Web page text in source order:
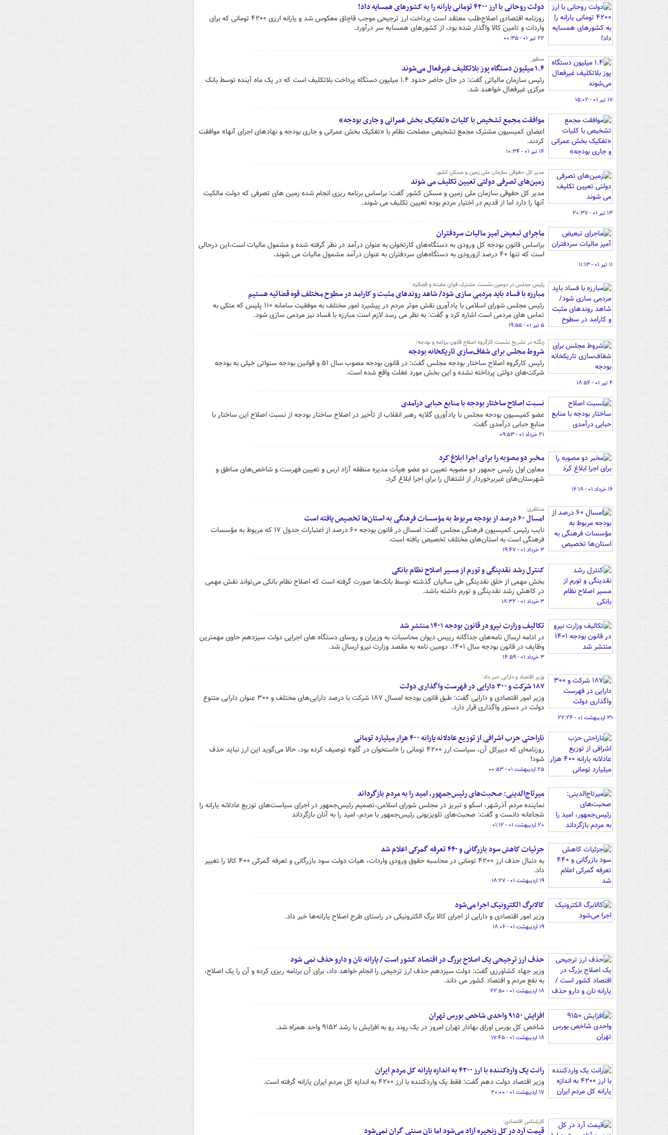
دولت روحانی با ارز ۴۲۰۰ تومانی یارانه را به کشورهای همسایه داد!
روزنامه اقتصادی اصلاح‌طلب معتقد است پرداخت ارز ‌ترجیحی موجب قاچاق معکوس شد و یارانه ارزی ۴۲۰۰ تومانی که برای
واردات و تامین کالا واگذار شده بود، از کشورهای همسایه سر درآورد.
۲۲ تیر ۰۱ - ۰۰:۳۵
منظور:
۱.۴ میلیون دستگاه پوز بلاتکلیف غیرفعال می‌شوند
رئیس سازمان مالیاتی گفت: در حال حاضر حدود ۱.۴ میلیون دستگاه پرداخت بلاتکلیف است که در یک ماه آینده توسط بانک
مرکزی غیرفعال خواهند شد.
۱۷ تیر ۰۱ - ۱۵:۰۲
موافقت مجمع تشخیص با کلیات «تفکیک بخش عمرانی و جاری بودجه»
اعضای کمیسیون مشترک مجمع تشخیص مصلحت نظام با «تفکیک بخش عمرانی و جاری بودجه و نهادهای اجرای آنها» موافقت
کردند.
۱۴ تیر ۰۱ - ۱۰:۳۴
مدیر کل حقوقی سازمان ملی زمین و مسکن کشور:
زمین‌های تصرفی دولتی تعیین تکلیف می شوند
مدیر کل حقوقی سازمان ملی زمین و مسکن کشور گفت: براساس برنامه ریزی انجام شده زمین های تصرفی که دولت مالکیت
آنها را دارد اما از قدیم در اختیار مردم بوده تعیین تکلیف می شوند.
۱۳ تیر ۰۱ - ۲۰:۳۷
ماجرای تبعیض آمیز مالیات سردفتران
براساس قانون بودجه کل ورودی به دستگاه‌های کارتخوان به عنوان درآمد در نظر گرفته شده و مشمول مالیات است،این درحالی
است که تنها ۴۰ درصد ازورودی به دستگاه‌های سردفتران به عنوان درآمد مشمول مالیات می شوند.
۱۱ تیر ۰۱ - ۱۱:۱۳
رئیس مجلس در دومین نشست مشترک قوای مقننه و قضائیه :
مبارزه با فساد باید مردمی سازی شود/ شاهد روندهای مثبت و کارامد در سطوح مختلف قوه قضائیه هستیم
رئیس مجلس شورای اسلامی با یادآوری نقش موثر مردم در پیشبرد امور مختلف به موفقیت سامانه ۱۱۰ پلیس که متکی به
تماس های مردمی است اشاره کرد و گفت: به نظر می رسد لازم است مبارزه با فساد نیز مردمی سازی شود.
۵ تیر ۰۱ - ۱۹:۵۵
زنگنه در تشریح نشست کارگروه اصلاح قانون برنامه و بودجه؛
شروط مجلس برای شفاف‌سازی تاریکخانه بودجه
رئیس کارگروه اصلاح ساختار بودجه مجلس گفت: در قانون بودجه مصوب سال ۵۱ و قوانین بودجه سنواتی خیلی به بودجه
شرکت‌های دولتی پرداخته نشده و این بخش مورد غفلت واقع شده است.
۴ تیر ۰۱ - ۱۸:۵۴
نسبت اصلاح ساختار بودجه با منابع حبابی درآمدی
عضو کمیسیون بودجه مجلس با یادآوری گلایه رهبر انقلاب از تأخیر در اصلاح ساختار بودجه از نسبت اصلاح این ساختار با
منابع حبابی درآمدی گفت.
۲۱ خرداد ۰۱ - ۰۹:۵۳
مخبر دو مصوبه را برای اجرا ابلاغ کرد
معاون اول رئیس‌ جمهور دو مصوبه تعیین دو عضو هیأت مدیره منطقه آزاد ارس و تعیین فهرست و شاخص‌های مناطق و
شهرستان‌های غیربرخوردار از اشتغال را برای اجرا ابلاغ کرد.
۱۶ خرداد ۰۱ - ۱۶:۱۸
منتظری:
امسال ۶۰ درصد از بودجه مربوط به مؤسسات فرهنگی به استان‌ها تخصیص یافته است
نایب رئیس کمیسیون فرهنگی مجلس گفت: امسال در قانون بودجه ۶۰ درصد از اعتبارات جدول ۱۷ که مربوط به مؤسسات
فرهنگی است به استان‌های مختلف تخصیص یافته است.
۳ خرداد ۰۱ - ۱۹:۴۷
کنترل رشد نقدینگی و تورم از مسیر اصلاح نظام بانکی
بخش مهمی از خلق نقدینگی طی سالیان گذشته توسط بانک‌ها صورت گرفته است که اصلاح نظام بانکی می‌تواند نقش مهمی
در کاهش رشد نقدینگی و تورم داشته باشد.
۳ خرداد ۰۱ - ۱۸:۳۲
تکالیف وزارت نیرو در قانون بودجه ۱۴۰۱ منتشر شد
در ادامه‌ ارسال نامه‌های جداگانه رییس دیوان محاسبات به وزیران و روسای دستگاه های اجرایی دولت سیزدهم حاوی مهمترین
وظایف در قانون بودجه سال ۱۴۰۱، دومین نامه به مقصد وزارت نیرو ارسال شد.
۳ خرداد ۰۱ - ۱۴:۵۹
وزیر اقتصاد و دارایی خبر داد:
۱۸۷ شرکت و ۳۰۰ دارایی در فهرست واگذاری دولت
وزیر امور اقتصادی و دارایی گفت: طبق قانون بودجه امسال ۱۸۷ شرکت با درصد دارایی‌های مختلف و ۳۰۰ عنوان دارایی متنوع
دولت در دستور واگذاری قرار دارد.
۳۱ اردیبهشت ۰۱ - ۲۲:۲۴
ناراحتی حزب اشرافی از توزیع عادلانه یارانه ۴۰۰ هزار میلیارد تومانی
روزنامه‌ای که دبیرکل آن، سیاست ارز ۴۲۰۰ تومانی را «استخوان در گلو» توصیف کرده بود، حالا می‌گوید این ارز نباید حذف
شود!
۲۵ اردیبهشت ۰۱ - ۰۰:۵۳
میرتاج‌الدینی: صحبت‌های رئیس‌جمهور، امید را به مردم بازگرداند
نماینده مردم آذرشهر، اسکو و تبریز در مجلس شورای اسلامی،تصمیم رئیس‌جمهور در اجرای سیاست‌های توزیع عادلانه یارانه را
شجاعانه دانست و گفت: صحبت‌های تلویزیونی رئیس‌جمهور با مردم، امید را به آنان بازگرداند
۲۰ اردیبهشت ۰۱ - ۰۱:۱۲
جزئیات کاهش سود بازرگانی و ۴۴۰ تعرفه گمرکی اعلام شد
به دنبال حذف ارز ۴۲۰۰ تومانی در محاسبه حقوق ورودی واردات، هیات دولت سود بازرگانی و تعرفه گمرکی ۴۰۰ کالا را تغییر
داد.
۱۹ اردیبهشت ۰۱ - ۱۸:۲۷
کالابرگ الکترونیک‌ ‌اجرا می‌شود
وزیر امور اقتصادی و دارایی از اجرای کالا برگ الکترونیکی در راستای طرح اصلاح یارانه‌ها خبر داد.
۱۹ اردیبهشت ۰۱ - ۱۸:۰۶
حذف ارز ترجیحی یک اصلاح بزرگ در اقتصاد کشور است / یارانه نان و دارو حذف نمی شود
وزیر جهاد کشاورزی گفت: دولت سیزدهم حذف ارز ترجیحی را انجام خواهد داد، برای آن برنامه ریزی کرده و آن را یک اصلاح،
به نفع مردم و اقتصاد کشور می داند.
۱۸ اردیبهشت ۰۱ - ۲۲:۵۰
افزایش ۹۱۵۰ واحدی شاخص بورس تهران
شاخص کل بورس اوراق بهادار تهران امروز در یک روند رو به افزایش با رشد ۹۱۵۲ واحد همراه شد.
۱۸ اردیبهشت ۰۱ - ۱۷:۴۵
رانت یک واردکننده با ارز ۴۲۰۰ به اندازه یارانه کل مردم ایران
وزیر اقتصاد دولت دهم گفت: فقط یک واردکننده با ارز ۴۲۰۰ به اندازه کل مردم ایران یارانه گرفته است.
۱۷ اردیبهشت ۰۱ - ۲۰:۰۰
کارشناس اقتصادی:
قیمت آرد در کل زنجیره آزاد می‌شود اما نان سنتی گران نمی‌شود